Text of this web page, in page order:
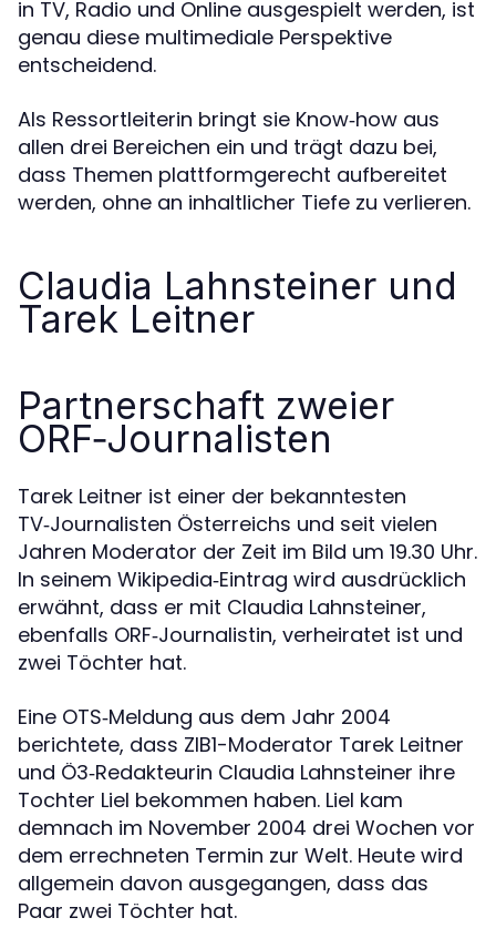
in TV, Radio und Online ausgespielt werden, ist
genau diese multimediale Perspektive
entscheidend.
Als Ressortleiterin bringt sie Know‑how aus
allen drei Bereichen ein und trägt dazu bei,
dass Themen plattformgerecht aufbereitet
werden, ohne an inhaltlicher Tiefe zu verlieren.
Claudia Lahnsteiner und
Tarek Leitner
Partnerschaft zweier
ORF‑Journalisten
Tarek Leitner ist einer der bekanntesten
TV‑Journalisten Österreichs und seit vielen
Jahren Moderator der Zeit im Bild um 19.30 Uhr.
In seinem Wikipedia‑Eintrag wird ausdrücklich
erwähnt, dass er mit Claudia Lahnsteiner,
ebenfalls ORF‑Journalistin, verheiratet ist und
zwei Töchter hat.
Eine OTS‑Meldung aus dem Jahr 2004
berichtete, dass ZIB1-Moderator Tarek Leitner
und Ö3‑Redakteurin Claudia Lahnsteiner ihre
Tochter Liel bekommen haben. Liel kam
demnach im November 2004 drei Wochen vor
dem errechneten Termin zur Welt. Heute wird
allgemein davon ausgegangen, dass das
Paar zwei Töchter hat.